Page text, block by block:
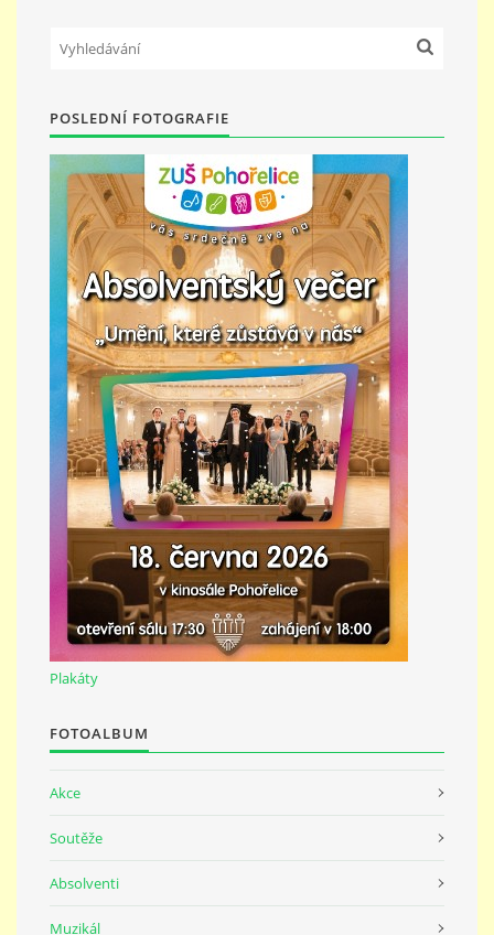
MISS VÝTVARNÝ MODEL
ZAMĚSTNÁNÍ
DOTACE
GDPR
ZUŠ Pohořelice
Školní 462
Pohořelice
691 23
© 2026 eStránky.cz |Tisk|Nahoru ↑
POSLEDNÍ FOTOGRAFIE
Plakáty
FOTOALBUM
Akce
Soutěže
Absolventi
Muzikál